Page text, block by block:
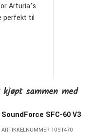
Arturia’s
perfekt til
DIN-
til
endre
sammen med
SoundForce SFC-60 V3
ARTIKKELNUMMER 1091470